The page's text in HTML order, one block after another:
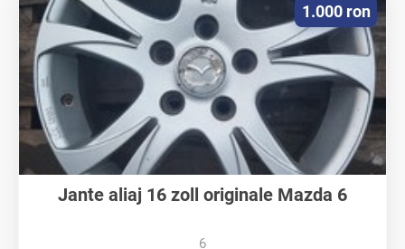
Jante aliaj 16 zoll originale Mazda 6
6
1.000 ron